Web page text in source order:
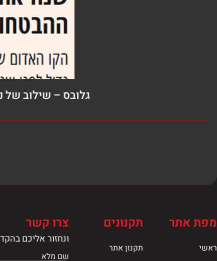
גלובס – שילוב
מפת אתר
ראשי
תקנונים
תקנון אתר
צרו קשר
ונחזור אליכם
שם מלא